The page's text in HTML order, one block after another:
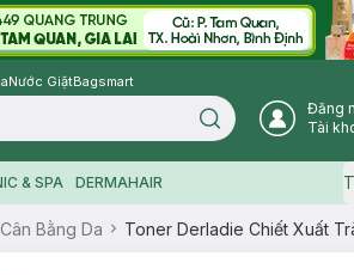
Nước GiặtBagsmart
Search icon
Đăng
Tài
& SPA DERMAHAIR
Bằng Da Toner Derladie Chiết Xuất